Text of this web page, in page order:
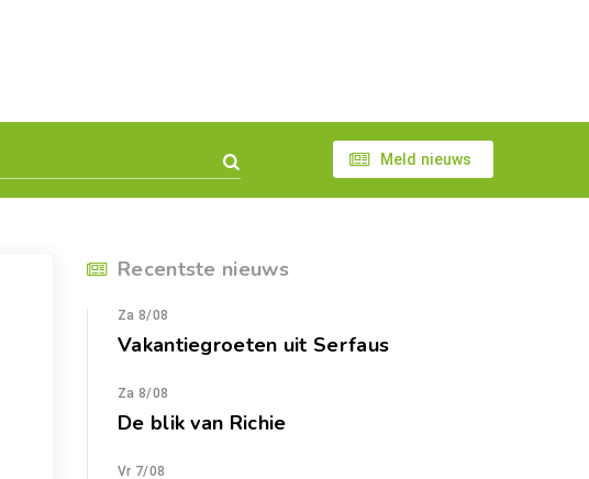
Meld nieuws
Recentste nieuws
Za 8/08
Vakantiegroeten uit Serfaus
Za 8/08
De blik van Richie
Vr 7/08